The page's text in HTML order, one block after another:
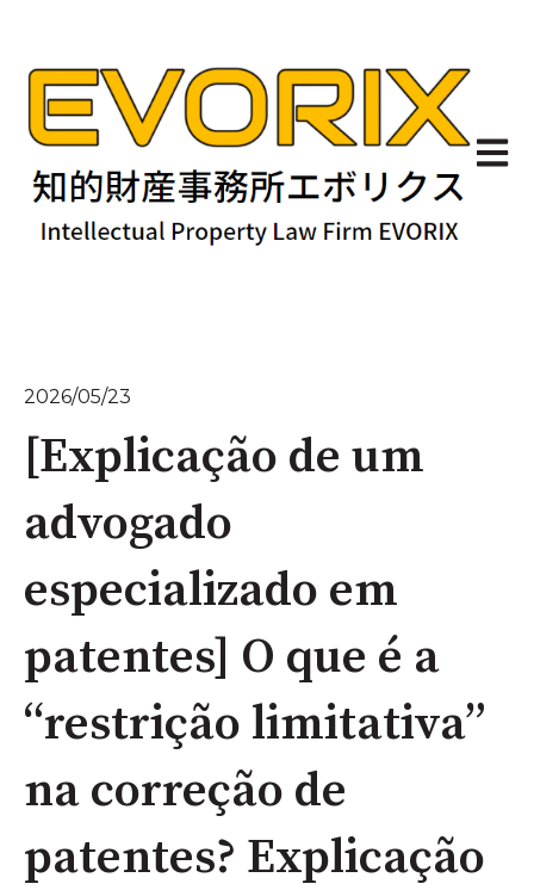
Abrir
2026/05/23
[Explicação de um
advogado
especializado em
patentes] O que é a
“restrição limitativa”
na correção de
patentes? Explicação